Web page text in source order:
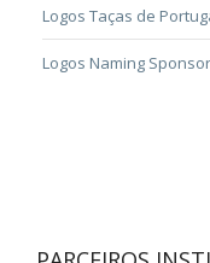
Logos Taças de
Logos Naming